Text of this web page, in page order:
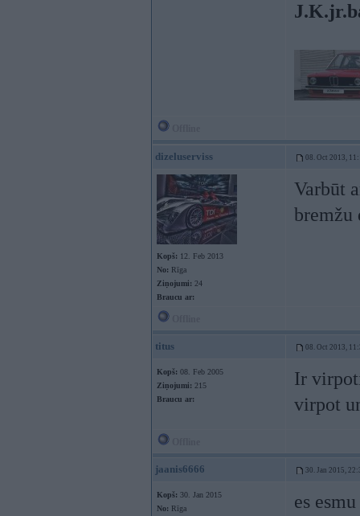
dizeluserviss 08. Oct 2013,
Kopš: 12. Feb 2013
No: Rīga
Ziņojumi: 24
Braucu ar:
Varbūt
bremžu
titus 08. Oct 2013,
Kopš: 08. Feb 2005
Ziņojumi: 215
Braucu ar:
Ir
virpot
jaanis6666 30. Jan 2015,
Kopš: 30. Jan 2015
No: Rīga
es